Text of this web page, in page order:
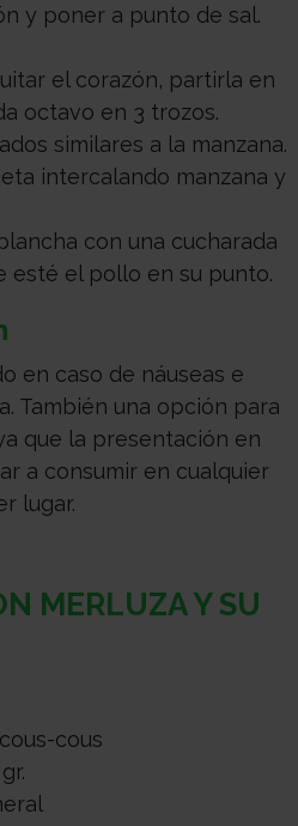
y poner a punto de sal.
el corazón, partirla en
octavo en 3 trozos.
similares a la manzana.
intercalando manzana y
con una cucharada
esté el pollo en su punto.
en caso de náuseas e
También una opción para
que la presentación en
a consumir en cualquier
lugar.
MERLUZA Y SU
cous